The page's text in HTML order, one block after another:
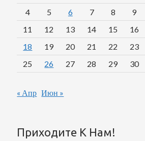
4
5 6 7 8 9
11
12 13 14 15 16
18
19 20 21 22 23
25
26 27 28 29 30
« Апр Июн »
Приходите К Нам!